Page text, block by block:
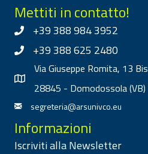
Mettiti in contatto!
+39 388 984 3952
+39 388 625 2480
Via Giuseppe Romita, 13 Bis
28845 - Domodossola (VB)
segreteria@arsunivco.eu
Informazioni
Iscriviti alla Newsletter